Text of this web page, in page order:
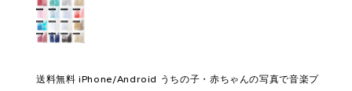
送料無料 iPhone/Android うちの子・赤ちゃんの写真で音楽プ